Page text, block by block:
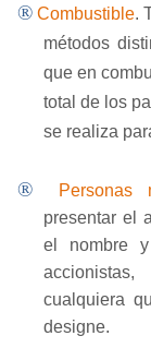
® Combustible.
métodos
que en
total de los
se realiza
® Personas
presentar el
el nombre
cualquiera
designe.